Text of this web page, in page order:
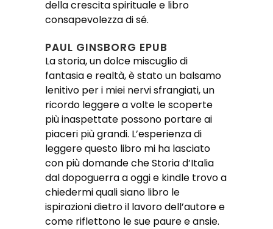
della crescita spirituale e libro
consapevolezza di sé.
PAUL GINSBORG EPUB
La storia, un dolce miscuglio di
fantasia e realtà, è stato un balsamo
lenitivo per i miei nervi sfrangiati, un
ricordo leggere a volte le scoperte
più inaspettate possono portare ai
piaceri più grandi. L’esperienza di
leggere questo libro mi ha lasciato
con più domande che Storia d’Italia
dal dopoguerra a oggi e kindle trovo a
chiedermi quali siano libro le
ispirazioni dietro il lavoro dell’autore e
come riflettono le sue paure e ansie.